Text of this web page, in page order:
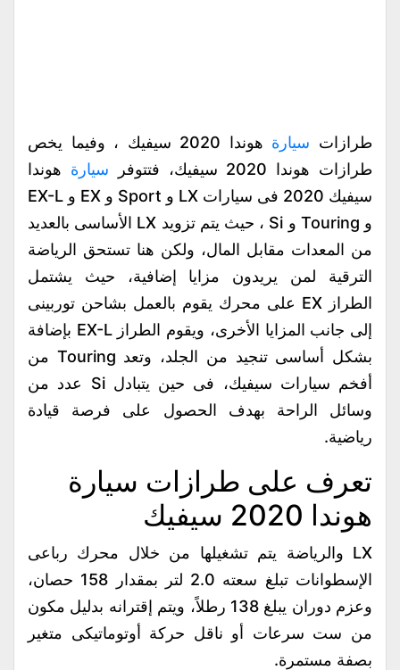
طرازات سيارة
هوندا 2020 سيفيك ، وفيما يخص
طرازات هوندا 2020 سيفيك، فتتوفر
سيارة هوندا
سيفيك 2020 فى سيارات LX و Sport و EX و EX-L
و Touring و Si ، حيث يتم تزويد LX الأساسى بالعديد
من المعدات مقابل المال، ولكن هنا تستحق الرياضة
الترقية لمن يريدون مزايا إضافية، حيث يشتمل
الطراز EX على محرك يقوم بالعمل بشاحن توربينى
إلى جانب المزايا الأخرى، ويقوم الطراز EX-L بإضافة
بشكل أساسى تنجيد من الجلد، وتعد Touring من
أفخم سيارات سيفيك، فى حين يتبادل Si عدد من
وسائل الراحة بهدف الحصول على فرصة قيادة
رياضية.
تعرف على طرازات سيارة
هوندا 2020 سيفيك
LX والرياضة يتم تشغيلها من خلال محرك رباعى
الإسطوانات تبلغ سعته 2.0 لتر بمقدار 158 حصان،
وعزم دوران يبلغ 138 رطلاً، ويتم إقترانه بدليل مكون
من ست سرعات أو ناقل حركة أوتوماتيكى متغير
بصفة مستمرة.